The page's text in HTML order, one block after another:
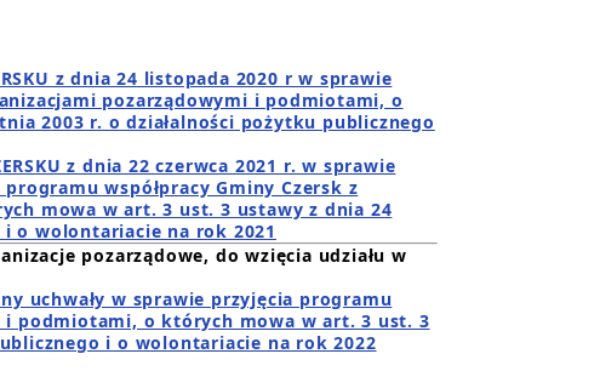
z dnia 24 listopada 2020 r w sprawie
pozarządowymi i podmiotami, o
2003 r. o działalności pożytku publicznego
z dnia 22 czerwca 2021 r. w sprawie
współpracy Gminy Czersk z
mowa w art. 3 ust. 3 ustawy z dnia 24
o wolontariacie na rok 2021
pozarządowe, do wzięcia udziału w
uchwały w sprawie przyjęcia programu
i podmiotami, o których mowa w art. 3 ust. 3
i o wolontariacie na rok 2022